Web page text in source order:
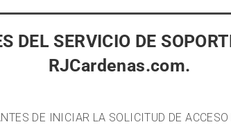
DEL SERVICIO DE
RJCardenas.com.
DE INICIAR LA SOLICITUD DE ACCESO